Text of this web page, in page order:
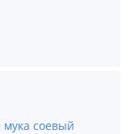
мука соевый